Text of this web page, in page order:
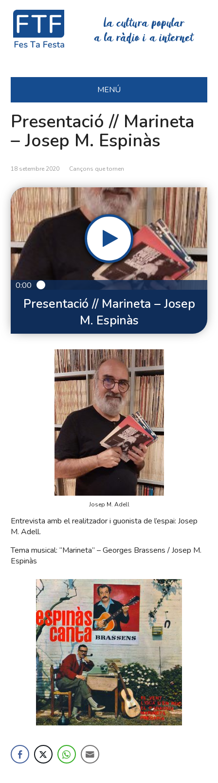
La cultura popular
a la ràdio i a internet
MENÚ
Presentació // Marineta
– Josep M. Espinàs
18 setembre 2020 Cançons que tornen
0:00
Presentació // Marineta – Josep
M. Espinàs
Josep M. Adell
Entrevista amb el realitzador i guonista de l’espai: Josep
M. Adell.
Tema musical: “Marineta” – Georges Brassens / Josep M.
Espinàs